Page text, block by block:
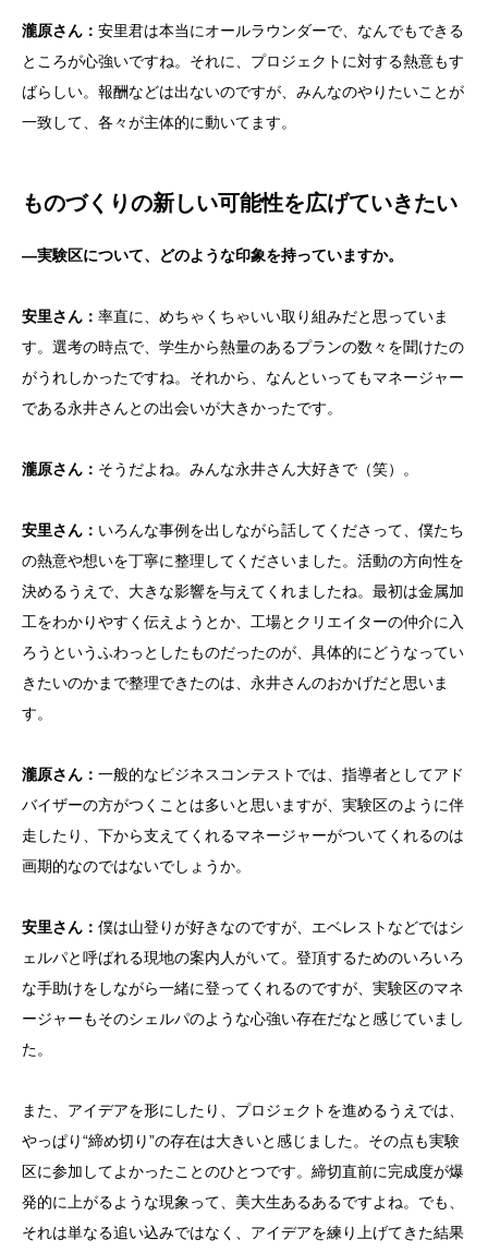
瀧原さん： 安里君は本当にオールラウンダーで、なんでもできる
ところが心強いですね。それに、プロジェクトに対する熱意もす
ばらしい。報酬などは出ないのですが、みんなのやりたいことが
一致して、各々が主体的に動いてます。
ものづくりの新しい可能性を広げていきたい
―実験区について、どのような印象を持っていますか。
安里さん： 率直に、めちゃくちゃいい取り組みだと思っていま
す。選考の時点で、学生から熱量のあるプランの数々を聞けたの
がうれしかったですね。それから、なんといってもマネージャー
である永井さんとの出会いが大きかったです。
瀧原さん： そうだよね。みんな永井さん大好きで（笑）。
安里さん： いろんな事例を出しながら話してくださって、僕たち
の熱意や想いを丁寧に整理してくださいました。活動の方向性を
決めるうえで、大きな影響を与えてくれましたね。最初は金属加
工をわかりやすく伝えようとか、工場とクリエイターの仲介に入
ろうというふわっとしたものだったのが、具体的にどうなってい
きたいのかまで整理できたのは、永井さんのおかげだと思いま
す。
瀧原さん： 一般的なビジネスコンテストでは、指導者としてアド
バイザーの方がつくことは多いと思いますが、実験区のように伴
走したり、下から支えてくれるマネージャーがついてくれるのは
画期的なのではないでしょうか。
安里さん： 僕は山登りが好きなのですが、エベレストなどではシ
ェルパと呼ばれる現地の案内人がいて。登頂するためのいろいろ
な手助けをしながら一緒に登ってくれるのですが、実験区のマネ
ージャーもそのシェルパのような心強い存在だなと感じていまし
た。
また、アイデアを形にしたり、プロジェクトを進めるうえでは、
やっぱり“締め切り”の存在は大きいと感じました。その点も実験
区に参加してよかったことのひとつです。締切直前に完成度が爆
発的に上がるような現象って、美大生あるあるですよね。でも、
それは単なる追い込みではなく、アイデアを練り上げてきた結果